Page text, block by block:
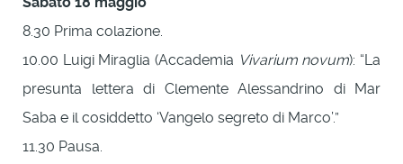
8.30 Prima colazione.
10.00 Luigi Miraglia (Accademia Vivarium novum): “La
presunta lettera di Clemente Alessandrino di Mar
Saba e il cosiddetto ‘Vangelo segreto di Marco’.”
11.30 Pausa.